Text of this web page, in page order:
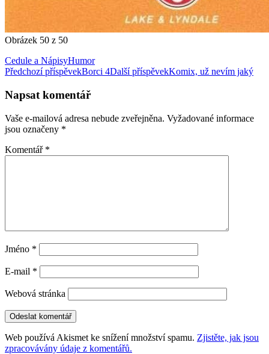
Obrázek 50 z 50
Cedule a NápisyHumor
Navigace
pro
příspěvky
Předchozí příspěvekBorci 4Další příspěvekKomix, už nevím jaký
Napsat komentář
Vaše e-mailová adresa nebude zveřejněna. Vyžadované informace
jsou označeny *
Komentář *
Jméno *
E-mail *
Webová stránka
Web používá Akismet ke snížení množství spamu. Zjistěte, jak jsou
zpracovávány údaje z komentářů.